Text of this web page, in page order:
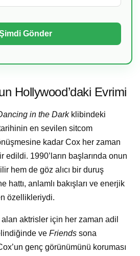
Hollywood’daki Evrimi
in the Darkklibindeki
en sevilen sitcom
kadar Cox her zaman
1990’ların başlarında onun
hem de göz alıcı bir duruş
hattı, anlamlı bakışları ve enerjik
özellikleriydi.
aktrisler için her zaman adil
ve Friends sona
genç görünümünü koruması